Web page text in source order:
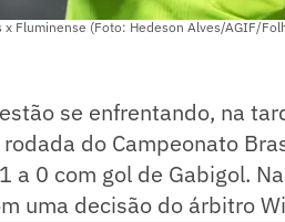
x Fluminense (Foto: Hedeson Alves/AGIF/
se enfrentando, na
do Campeonato
a 0 com gol de Gabigol.
uma decisão do árbitro